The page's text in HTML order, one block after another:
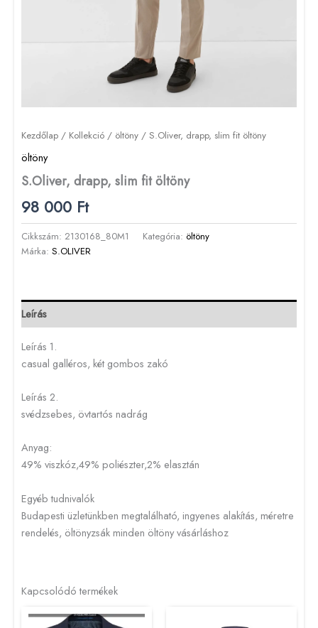
Kezdőlap / Kollekció / öltöny / S.Oliver, drapp, slim fit öltöny
öltöny
S.Oliver, drapp, slim fit öltöny
98 000 Ft
Cikkszám: 2130168_80M1 Kategória: öltöny
Márka: S.OLIVER
Leírás
Leírás 1.
casual galléros, két gombos zakó
Leírás 2.
svédzsebes, övtartós nadrág
Anyag:
49% viszkóz,49% poliészter,2% elasztán
Egyéb tudnivalók
Budapesti üzletünkben megtalálható, ingyenes alakítás, méretre
rendelés, öltönyzsák minden öltöny vásárláshoz
Kapcsolódó termékek